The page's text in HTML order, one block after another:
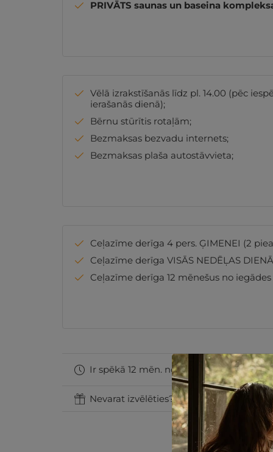
PRIVĀTS saunas un baseina
Vēlā izrakstīšanās līdz pl. 14.00 (pēc
ierašanās dienā);
Bērnu stūrītis rotaļām;
Bezmaksas bezvadu internets;
Bezmaksas plaša autostāvvieta;
Ceļazīme derīga 4 pers. ĢIMENEI (2
Ceļazīme derīga VISĀS NEDĒĻAS
Ceļazīme derīga 12 mēnešus no
Ir spēkā 12 mēn. no iegādes datuma
Nevarat izvēlēties? Uzdāviniet